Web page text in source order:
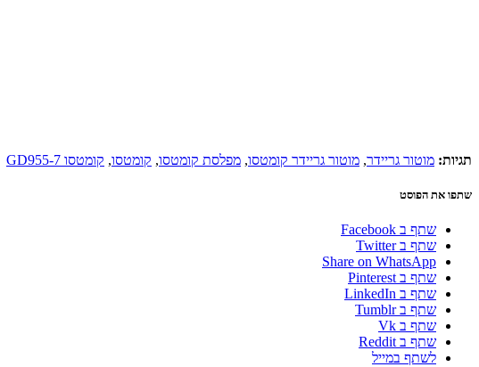
תגיות: מוטור גריידר, מוטור גריידר קומטסו, מפלסת קומטסו, קומטסו, קומטסו GD955-7
שתפו את הפוסט
שתף ב Facebook
שתף ב Twitter
Share on WhatsApp
שתף ב Pinterest
שתף ב LinkedIn
שתף ב Tumblr
שתף ב Vk
שתף ב Reddit
לשתף במייל